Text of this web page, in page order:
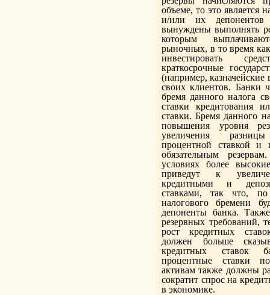
объеме, то это является
и/или их
вынуждены выполнять
которым
рыночных, в то время
инвестировать
краткосрочные
(например, казначейские
своих клиентов. Банки
бремя данного налога
ставки кредитования
ставки. Бремя данного
повышения уровня
увеличения
процентной ставкой и
обязательным
условиях более
приведут к
кредитными и
ставками, так что,
налогового бремени
депоненты банка.
резервных требований,
рост кредитных
должен больше
кредитных ставок
процентные ставки
активам также должны
сократит спрос на
в экономике.